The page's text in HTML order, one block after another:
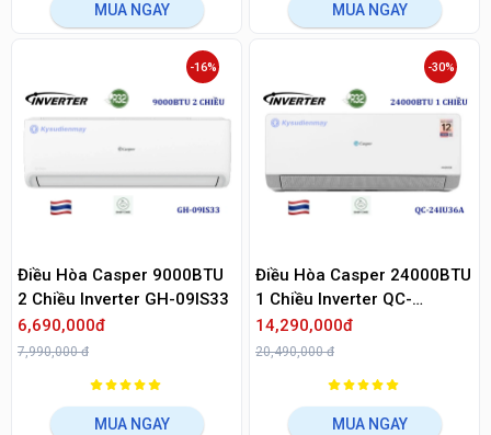
MUA NGAY MUA NGAY
Điều Hòa Casper 9000BTU
2 Chiều Inverter GH-09IS33
6,690,000đ
7,990,000 đ
-16%
MUA NGAY
Điều Hòa Casper 24000BTU
1 Chiều Inverter QC-
24IU36A
14,290,000đ
20,490,000 đ
-30%
MUA NGAY